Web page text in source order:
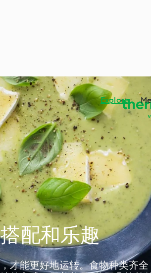
Explore
配和乐趣
才能更好地运转。食物种类齐